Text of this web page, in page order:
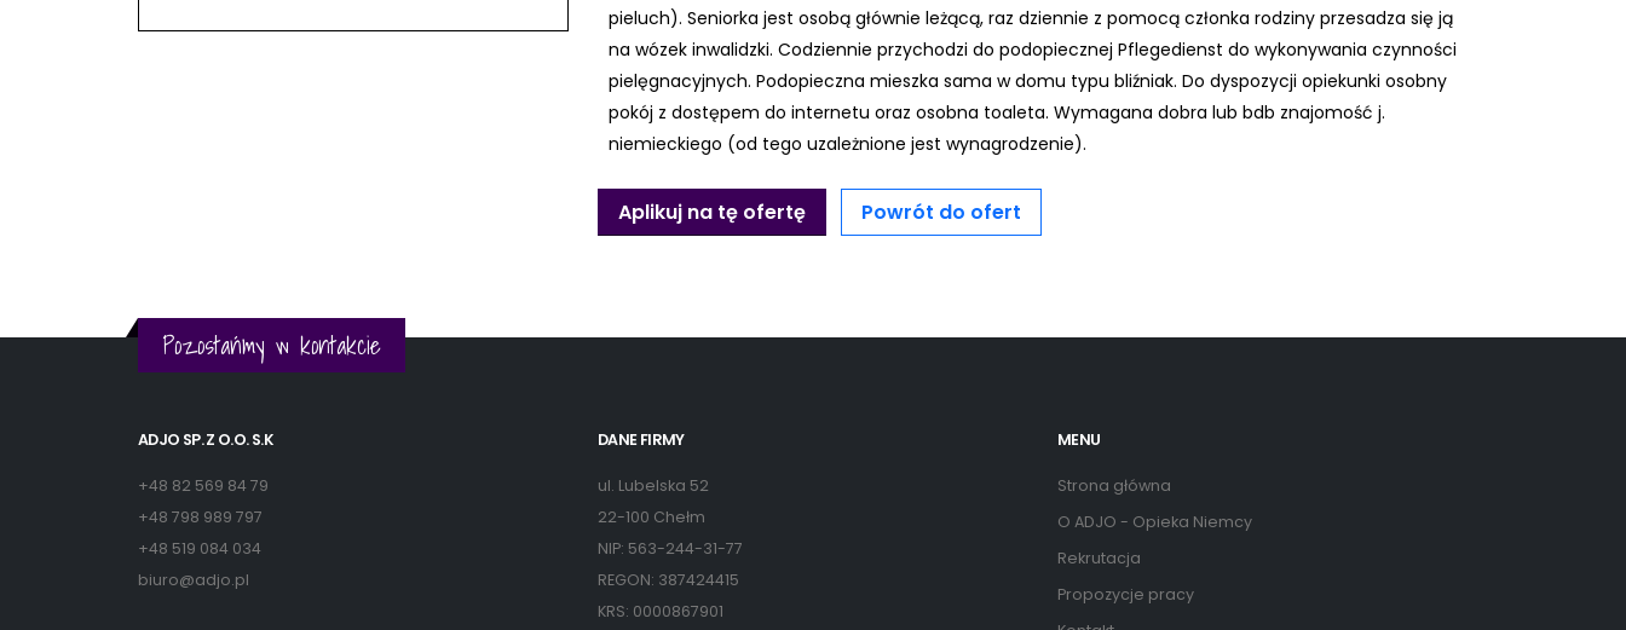
pieluch). Seniorka jest osobą głównie leżącą, raz dziennie z pomocą członka rodziny przesadza się ją
na wózek inwalidzki. Codziennie przychodzi do podopiecznej Pflegedienst do wykonywania czynności
pielęgnacyjnych. Podopieczna mieszka sama w domu typu bliźniak. Do dyspozycji opiekunki osobny
pokój z dostępem do internetu oraz osobna toaleta. Wymagana dobra lub bdb znajomość j.
niemieckiego (od tego uzależnione jest wynagrodzenie).
Aplikuj na tę ofertę Powrót do ofert
Pozostańmy w kontakcie
ADJO SP. Z O.O. S.K
+48 82 569 84 79
+48 798 989 797
+48 519 084 034
biuro@adjo.pl
DANE FIRMY
ul. Lubelska 52
22-100 Chełm
NIP: 563-244-31-77
REGON: 387424415
KRS: 0000867901
MENU
Strona główna
O ADJO - Opieka Niemcy
Rekrutacja
Propozycje pracy